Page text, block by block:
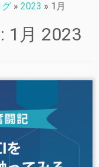
» 2023 » 1月
1月 2023